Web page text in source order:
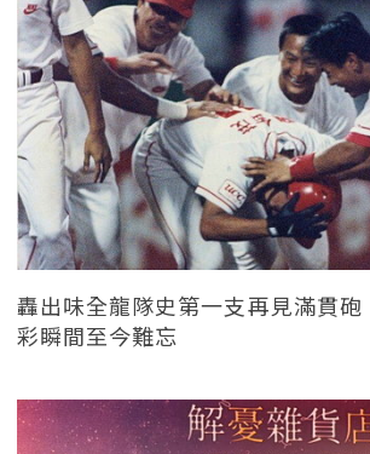
轟出味全龍隊史第一支再見滿貫
彩瞬間至今難忘